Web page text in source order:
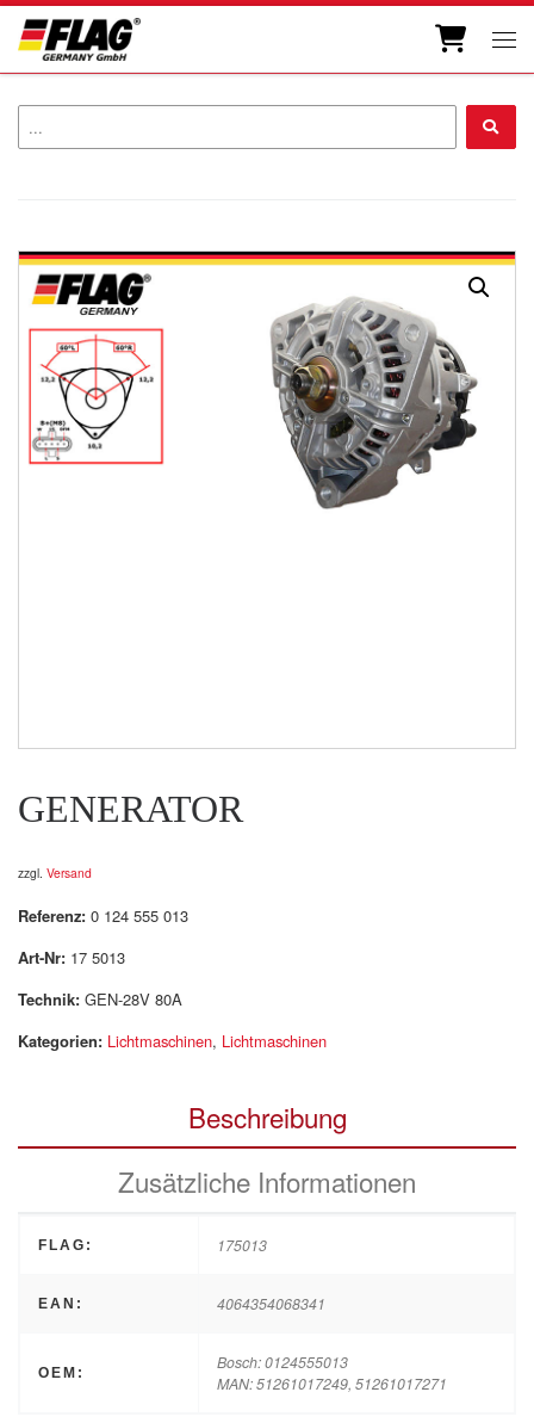
Zum Inhalt springen
GENERATOR
zzgl. Versand
Referenz: 0 124 555 013
Art-Nr: 17 5013
Technik: GEN-28V 80A
Kategorien: Lichtmaschinen, Lichtmaschinen
Beschreibung
Zusätzliche Informationen
FLAG: 175013
EAN: 4064354068341
OEM:
Bosch: 0124555013
MAN: 51261017249, 51261017271